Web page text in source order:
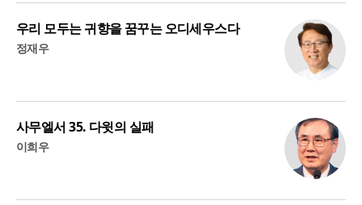
우리 모두는 귀향을 꿈꾸는 오디세우스다
정재우
사무엘서 35. 다윗의 실패
이희우